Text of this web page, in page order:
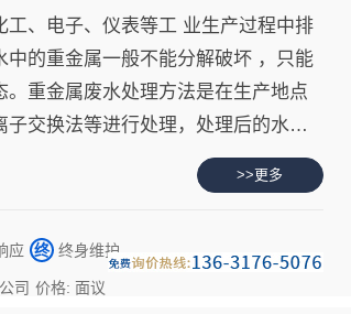
、电子、仪表等工 业生产过程中排
的重金属一般不能分解破坏 ，只能
重金属废水处理方法是在生产地点
交换法等进行处理，处理后的水中
>>更多
应 终 终身维护
司 价格: 面议